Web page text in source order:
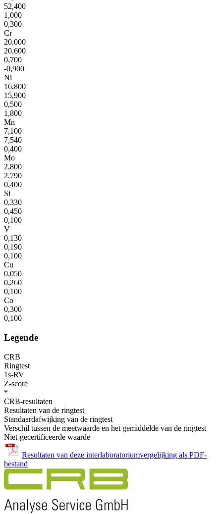
52,400
1,000
0,300
Cr
20,000
20,600
0,700
-0,900
Ni
16,800
15,900
0,500
1,800
Mn
7,100
7,540
0,400
Mo
2,800
2,790
0,400
Si
0,330
0,450
0,100
V
0,130
0,190
0,100
Cu
0,050
0,260
0,100
Co
0,300
0,100
Legende
CRB
Ringtest
1s-RV
Z-score
*
CRB-resultaten
Resultaten van de ringtest
Standaardafwijking van de ringtest
Verschil tussen de meetwaarde en het gemiddelde van de ringtest
Niet-gecertificeerde waarde
Resultaten van deze interlaboratoriumvergelijking als PDF-
bestand